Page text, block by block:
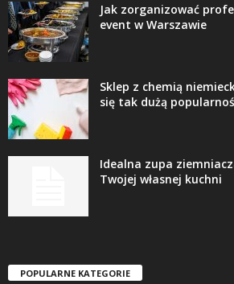
Jak zorganizować
event w Warszawie
Sklep z chemią
się tak dużą
Idealna zupa
Twojej własnej kuchni
POPULARNE KATEGORIE